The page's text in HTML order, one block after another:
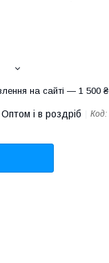
на сайті — 1 500 ₴
Оптом і в роздріб Код: